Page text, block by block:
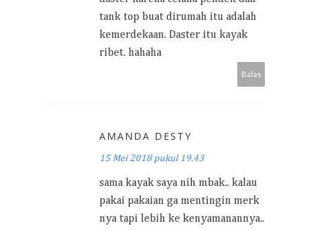
tank top buat dirumah itu adalah
kemerdekaan. Daster itu kayak
ribet. hahaha
Balas
AMANDA DESTY
15 Mei 2018 pukul 19.43
sama kayak saya nih mbak.. kalau
pakai pakaian ga mentingin merk
nya tapi lebih ke kenyamanannya..